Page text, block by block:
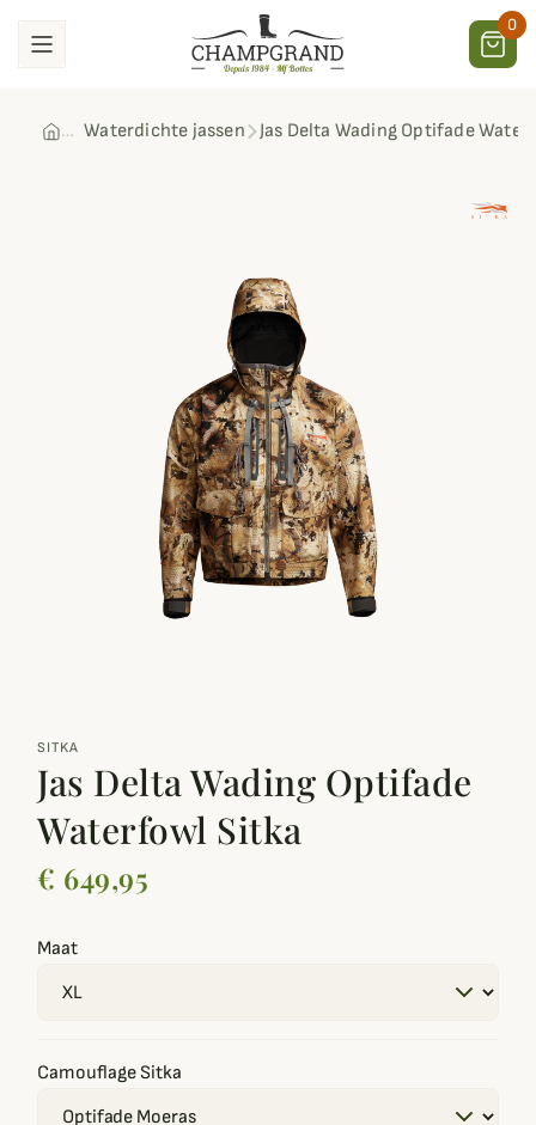
0
Waterdichte jassen Jas Delta Wading Optifade
SITKA
Jas Delta Wading Optifade
Waterfowl Sitka
€ 649,95
Maat
Camouflage Sitka